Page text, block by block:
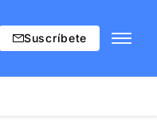
Suscríbete